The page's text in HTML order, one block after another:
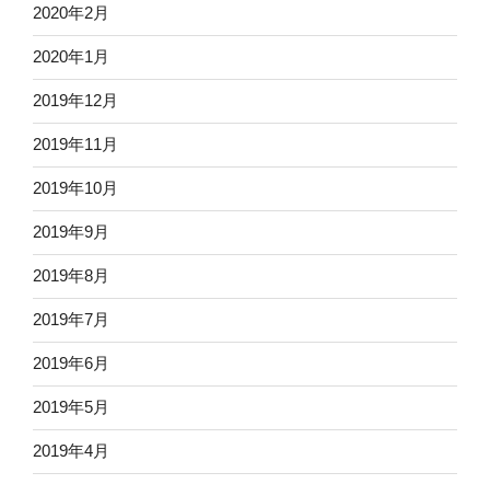
2020年2月
2020年1月
2019年12月
2019年11月
2019年10月
2019年9月
2019年8月
2019年7月
2019年6月
2019年5月
2019年4月